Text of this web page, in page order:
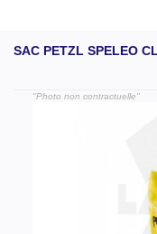
SAC PETZL SPELEO
"Photo non contractuelle"